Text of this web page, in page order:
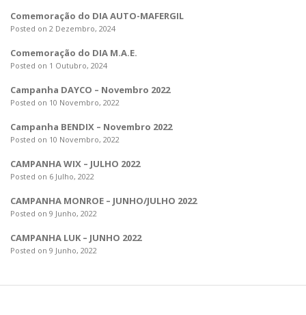
Comemoração do DIA AUTO-MAFERGIL
Posted on 2 Dezembro, 2024
Comemoração do DIA M.A.E.
Posted on 1 Outubro, 2024
Campanha DAYCO – Novembro 2022
Posted on 10 Novembro, 2022
Campanha BENDIX – Novembro 2022
Posted on 10 Novembro, 2022
CAMPANHA WIX – JULHO 2022
Posted on 6 Julho, 2022
CAMPANHA MONROE – JUNHO/JULHO 2022
Posted on 9 Junho, 2022
CAMPANHA LUK – JUNHO 2022
Posted on 9 Junho, 2022